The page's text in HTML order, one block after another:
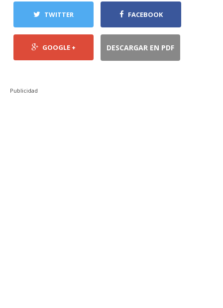
TWITTER FACEBOOK
GOOGLE + DESCARGAR EN PDF
Publicidad